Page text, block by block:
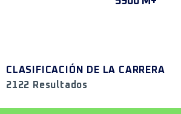
CLASIFICACIÓN DE LA CARRERA
2122 Resultados